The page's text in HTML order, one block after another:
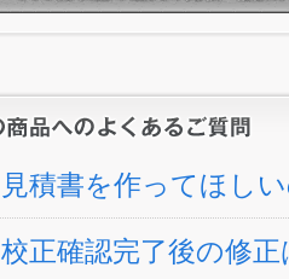
見積書を作ってほし
校正確認完了後の修